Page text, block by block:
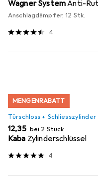
Wagner SystemAnti-
Anschlagdämpfer, 12 Stk.
4
MENGENRABATT
Türschloss + Schliesszylinder
EUR
12,35 bei 2 Stück
Kaba Zylinderschlüssel
4